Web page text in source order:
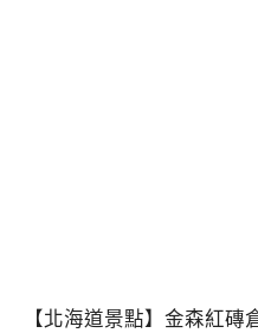
【北海道景點】金森紅